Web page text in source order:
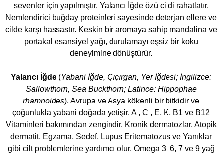
sevenler için yapılmıştır. Yalancı İğde özü cildi rahatlatır.
Nemlendirici buğday proteinleri sayesinde deterjan ellere ve
cilde karşı hassastır. Keskin bir aromaya sahip mandalina ve
portakal esansiyel yağı, durulamayı eşsiz bir koku
deneyimine dönüştürür.
Yalancı İğde (Yabani İğde, Çıçırgan, Yer İğdesi; İngilizce:
Sallowthorn, Sea Buckthorn; Latince: Hippophae
rhamnoides), Avrupa ve Asya kökenli bir bitkidir ve
çoğunlukla yabani doğada yetişir. A , C , E, K, B1 ve B12
Vitaminleri bakımından zengindir. Kronik dermatozlar, Atopik
dermatit, Egzama, Sedef, Lupus Eritematozus ve Yanıklar
gibi cilt problemlerine yardımcı olur. Omega 3, 6, 7 ve 9 yağ